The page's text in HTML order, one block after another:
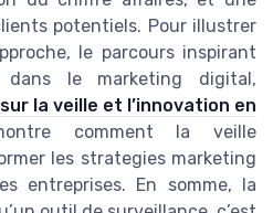
potentiels. Pour illustrer
le parcours inspirant
dans le marketing digital,
la veille et l’innovation en
comment la veille
les strategies marketing
entreprises. En somme, la